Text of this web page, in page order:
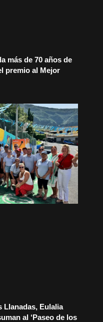
más de 70 años de
premio al Mejor
Llanadas, Eulalia
al ‘Paseo de los